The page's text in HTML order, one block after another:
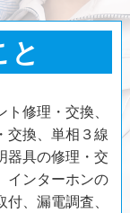
と
修理・交換、
交換、単相３線
器具の修理・交
インターホンの
、漏電調査、